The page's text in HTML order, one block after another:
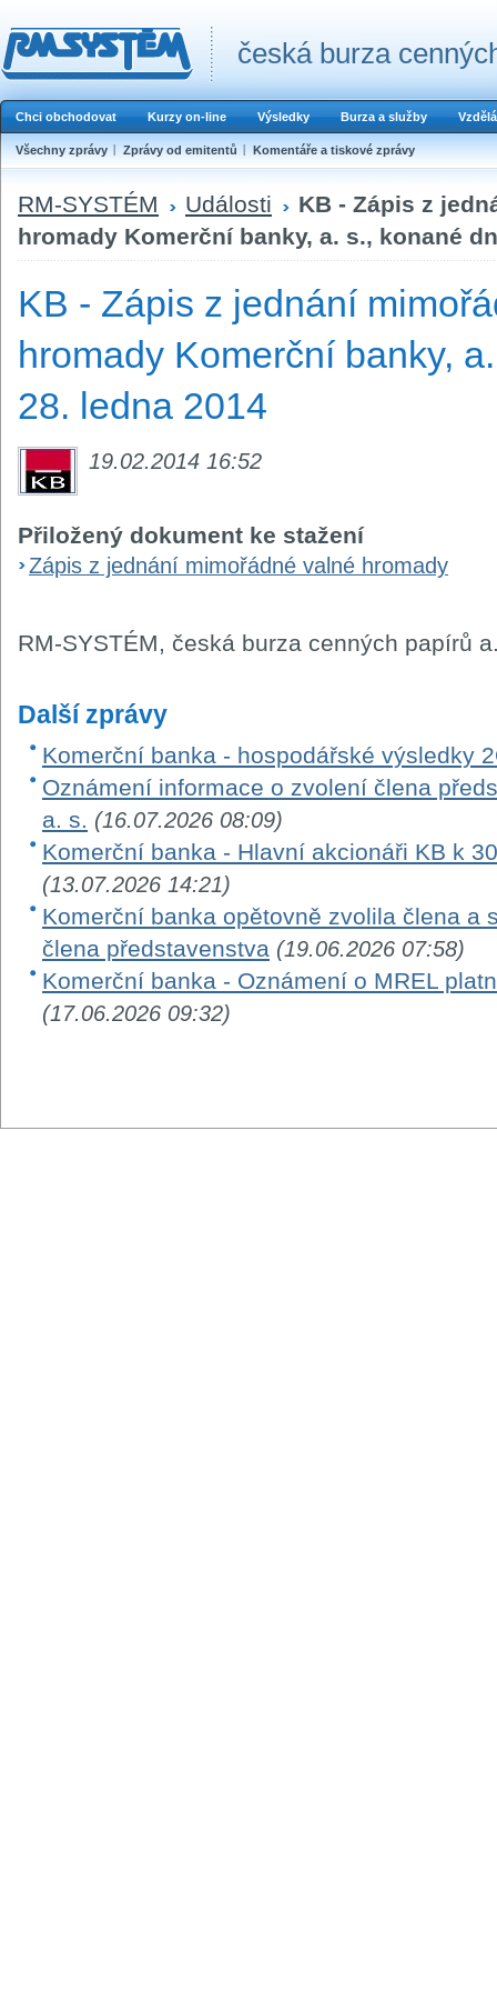
česká burza
Chci obchodovat Kurzy on-line Výsledky Burza a služby
Všechny zprávy Zprávy od emitentů Komentáře a tiskové zprávy
RM-SYSTÉM Události
KB - Zápis z
hromady Komerční banky, a. s., konané
KB - Zápis z jednání
hromady Komerční banky,
28. ledna 2014
19.02.2014 16:52
Přiložený dokument ke stažení
Zápis z jednání mimořádné valné hromady
RM-SYSTÉM, česká burza cenných papírů
Další zprávy
Komerční banka - hospodářské výsledky
Oznámení informace o zvolení člena
a. s. (16.07.2026 08:09)
Komerční banka - Hlavní akcionáři KB k
(13.07.2026 14:21)
Komerční banka opětovně zvolila člena a
člena představenstva (19.06.2026 07:58)
Komerční banka - Oznámení o MREL
(17.06.2026 09:32)